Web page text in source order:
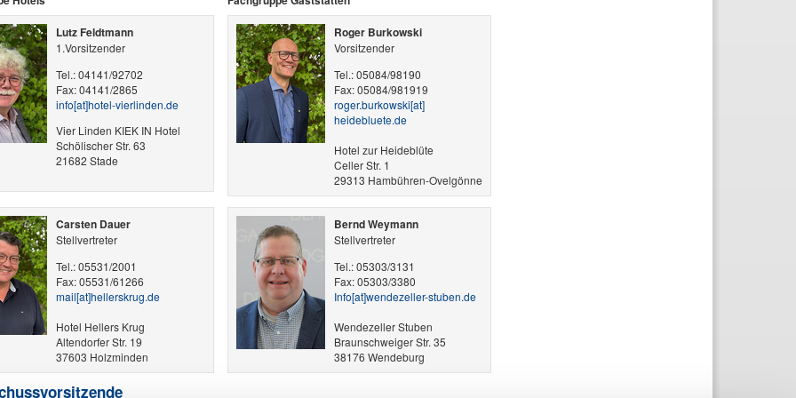
Lutz Feldtmann
1.Vorsitzender
Tel.: 04141/92702
Fax: 04141/2865
info​[at]​hotel-vierlinden.de
Vier Linden KIEK IN Hotel
Schölischer Str. 63
21682 Stade
Roger Burkowski
Vorsitzender
Tel.: 05084/98190
Fax: 05084/981919
roger.burkowski​[at]​
heidebluete.de
Hotel zur Heideblüte
Celler Str. 1
29313 Hambühren-Ovelgönne
Carsten Dauer
Stellvertreter
Tel.: 05531/2001
Fax: 05531/61266
mail​[at]​hellerskrug.de
Hotel Hellers Krug
Altendorfer Str. 19
37603 Holzminden
Bernd Weymann
Stellvertreter
Tel.: 05303/3131
Fax: 05303/3380
Info​[at]​wendezeller-stuben.de
Wendezeller Stuben
Braunschweiger Str. 35
38176 Wendeburg